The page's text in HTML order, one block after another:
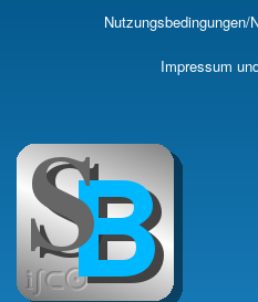
Nutzungsbedingungen/
Impressum